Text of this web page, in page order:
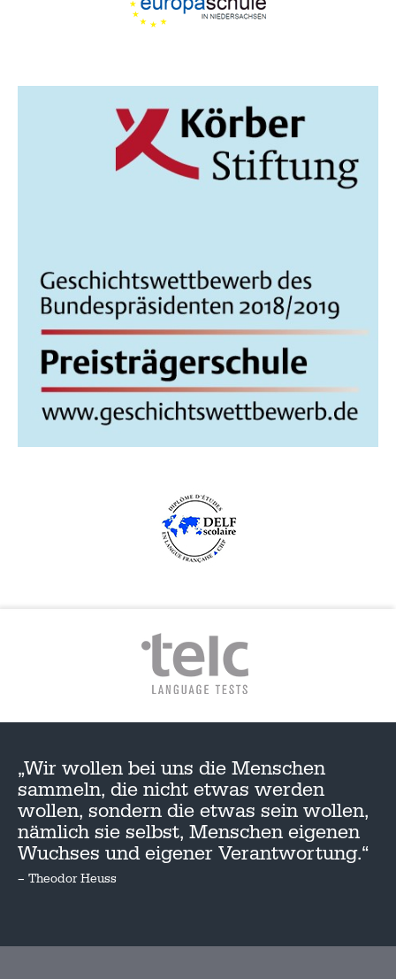
„Wir wollen bei uns die Menschen
sammeln, die nicht etwas werden
wollen, sondern die etwas sein wollen,
nämlich sie selbst, Menschen eigenen
Wuchses und eigener Verantwortung.“
– Theodor Heuss